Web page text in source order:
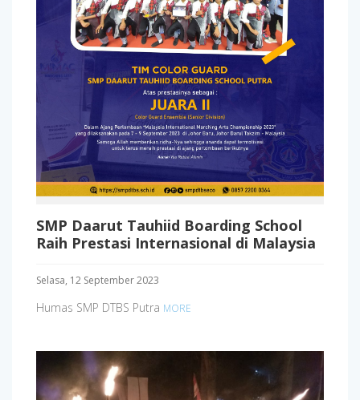
SMP Daarut Tauhiid Boarding School
Raih Prestasi Internasional di Malaysia
Selasa, 12 September 2023
Humas SMP DTBS Putra MORE